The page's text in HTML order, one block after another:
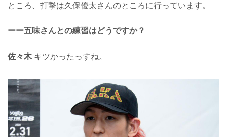
ところ、打撃は久保優太さんのところに行っています。
ーー五味さんとの練習はどうですか？
佐々木 キツかったっすね。